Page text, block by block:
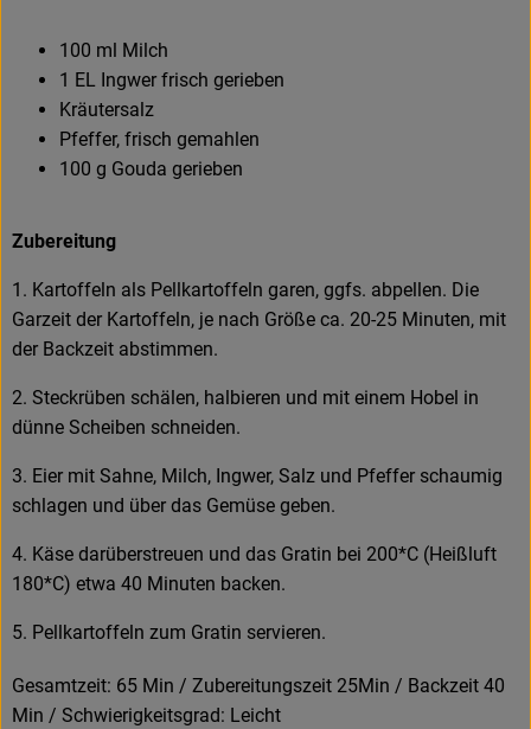
100 ml Milch
1 EL Ingwer frisch gerieben
Kräutersalz
Pfeffer, frisch gemahlen
100 g Gouda gerieben
Zubereitung
1. Kartoffeln als Pellkartoffeln garen, ggfs. abpellen. Die
Garzeit der Kartoffeln, je nach Größe ca. 20-25 Minuten, mit
der Backzeit abstimmen.
2. Steckrüben schälen, halbieren und mit einem Hobel in
dünne Scheiben schneiden.
3. Eier mit Sahne, Milch, Ingwer, Salz und Pfeffer schaumig
schlagen und über das Gemüse geben.
4. Käse darüberstreuen und das Gratin bei 200*C (Heißluft
180*C) etwa 40 Minuten backen.
5. Pellkartoffeln zum Gratin servieren.
Gesamtzeit: 65 Min / Zubereitungszeit 25Min / Backzeit 40
Min / Schwierigkeitsgrad: Leicht